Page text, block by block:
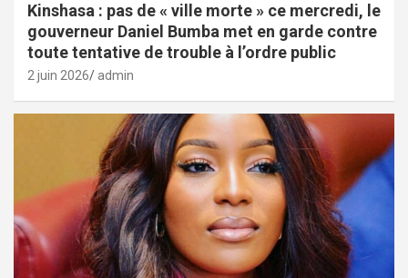
Kinshasa : pas de « ville morte » ce mercredi, le
gouverneur Daniel Bumba met en garde contre
toute tentative de trouble à l’ordre public
2 juin 2026 admin